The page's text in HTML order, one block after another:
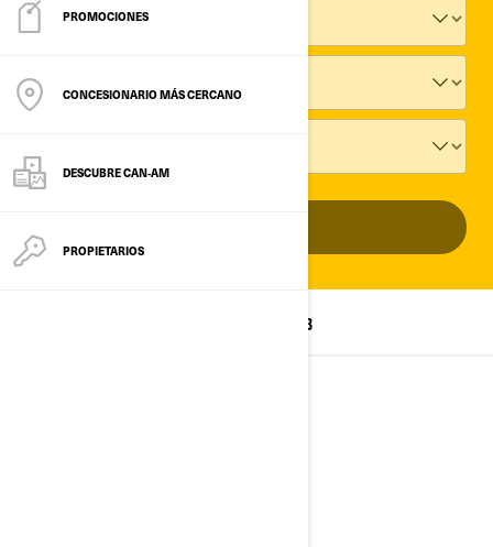
PROMOCIONES
CONCESIONARIO MÁS CERCANO
DESCUBRE CAN‑AM
PROPIETARIOS
2023